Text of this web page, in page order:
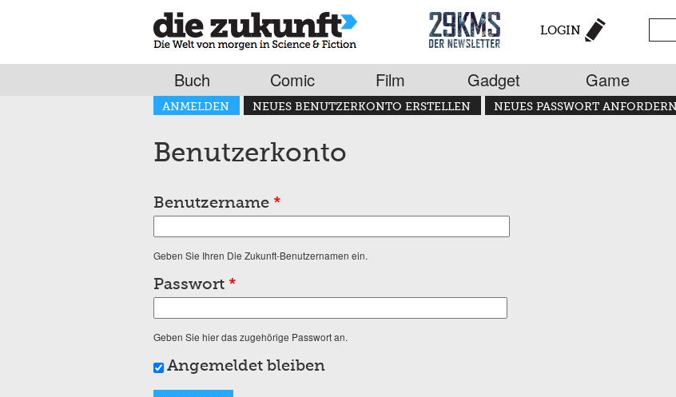
LOGIN
Buch Comic Film Gadget Game
Haupt-Reiter
ANMELDEN
(AKTIVER REITER)
NEUES BENUTZERKONTO ERSTELLEN NEUES PASSWORT ANFORDERN
Benutzerkonto
Benutzername *
Geben Sie Ihren Die Zukunft-Benutzernamen ein.
Passwort *
Geben Sie hier das zugehörige Passwort an.
Angemeldet bleiben